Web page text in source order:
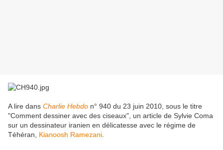
A lire dans Charlie Hebdo n° 940 du 23 juin 2010, sous le titre
"Comment dessiner avec des ciseaux", un article de Sylvie Coma
sur un dessinateur iranien en délicatesse avec le régime de
Téhéran, Kianoosh Ramezani